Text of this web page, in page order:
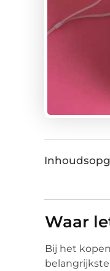
Waar
Bij het